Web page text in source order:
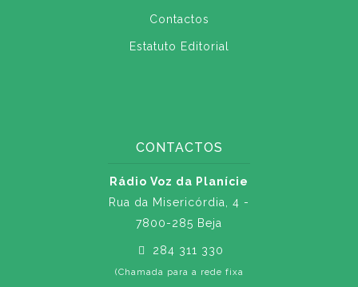
Contactos
Estatuto Editorial
CONTACTOS
Rádio Voz da Planície
Rua da Misericórdia, 4 -
7800-285 Beja
284 311 330
(Chamada para a rede fixa